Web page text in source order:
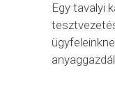
Egy tavalyi